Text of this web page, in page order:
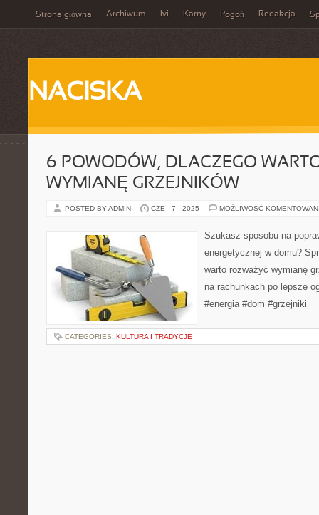
Strona główna Archiwum Ivi Karny Pogoń Redakcja
NACISKA
6 POWODÓW, DLACZEGO
WYMIANĘ GRZEJNIKÓW
POSTED BY ADMIN CZE - 7 - 2025 MOŻLIWOŚĆ
Szukasz sposobu na
energetycznej w domu?
warto rozważyć wymianę
na rachunkach po lepsze
#energia #dom #grzejniki
CATEGORIES: KULTURA I TRADYCJE